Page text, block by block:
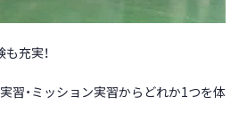
充実！
習・ミッション実習からどれか1つを体